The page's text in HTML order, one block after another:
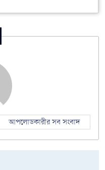
আপলোডকারীর সব সংবাদ